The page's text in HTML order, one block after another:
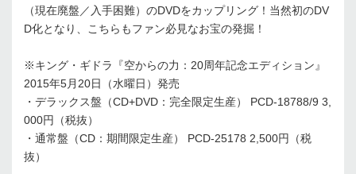
（現在廃盤／入手困難）のDVDをカップリング！当然初のDV
D化となり、こちらもファン必見なお宝の発掘！
※キング・ギドラ『空からの力：20周年記念エディション』
2015年5月20日（水曜日）発売
・デラックス盤（CD+DVD：完全限定生産） PCD-18788/9 3,
000円（税抜）
・通常盤（CD：期間限定生産） PCD-25178 2,500円（税
抜）